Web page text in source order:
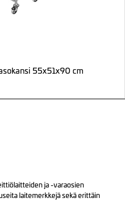
55x51x90 cm
ja -varaosien
laitemerkkejä sekä erittäin